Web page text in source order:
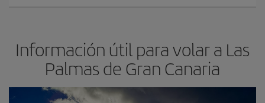
Información útil para volar a Las
Palmas de Gran Canaria